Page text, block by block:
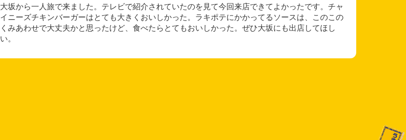
大坂から一人旅で来ました。テレビで紹介されていたのを見て今回来店できてよかったです。チャ
イニーズチキンバーガーはとても大きくおいしかった。ラキポテにかかってるソースは、このこの
くみあわせで大丈夫かと思ったけど、食べたらとてもおいしかった。ぜひ大坂にも出店してほし
い。